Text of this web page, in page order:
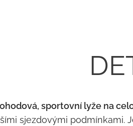
sportovní lyže na
sjezdovými podmínkami.